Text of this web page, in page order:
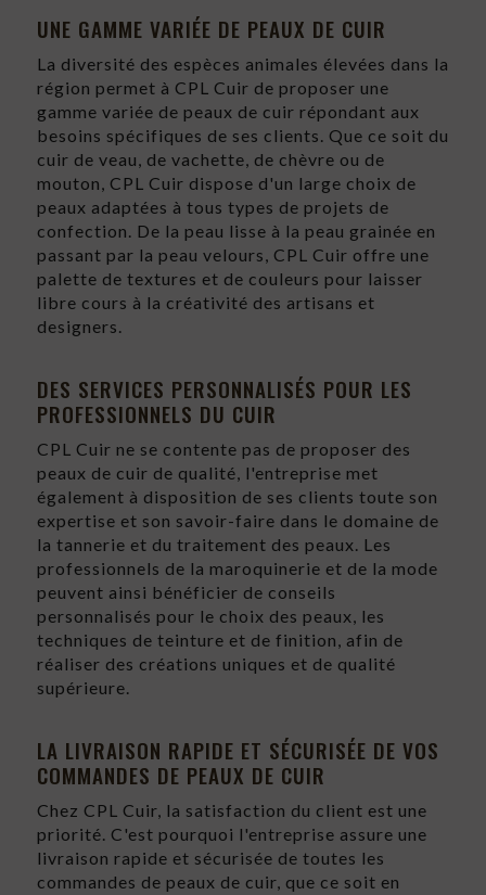
UNE GAMME VARIÉE DE PEAUX DE CUIR
La diversité des espèces animales élevées dans la
région permet à CPL Cuir de proposer une
gamme variée de peaux de cuir répondant aux
besoins spécifiques de ses clients. Que ce soit du
cuir de veau, de vachette, de chèvre ou de
mouton, CPL Cuir dispose d'un large choix de
peaux adaptées à tous types de projets de
confection. De la peau lisse à la peau grainée en
passant par la peau velours, CPL Cuir offre une
palette de textures et de couleurs pour laisser
libre cours à la créativité des artisans et
designers.
DES SERVICES PERSONNALISÉS POUR LES
PROFESSIONNELS DU CUIR
CPL Cuir ne se contente pas de proposer des
peaux de cuir de qualité, l'entreprise met
également à disposition de ses clients toute son
expertise et son savoir-faire dans le domaine de
la tannerie et du traitement des peaux. Les
professionnels de la maroquinerie et de la mode
peuvent ainsi bénéficier de conseils
personnalisés pour le choix des peaux, les
techniques de teinture et de finition, afin de
réaliser des créations uniques et de qualité
supérieure.
LA LIVRAISON RAPIDE ET SÉCURISÉE DE VOS
COMMANDES DE PEAUX DE CUIR
Chez CPL Cuir, la satisfaction du client est une
priorité. C'est pourquoi l'entreprise assure une
livraison rapide et sécurisée de toutes les
commandes de peaux de cuir, que ce soit en